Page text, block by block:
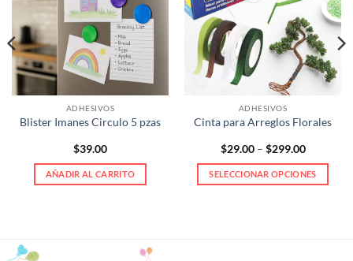
ADHESIVOS
Blister Imanes Circulo 5 pzas
$39.00
AÑADIR AL CARRITO
ADHESIVOS
Cinta para Arreglos Florales
$29.00 – $299.00Price
$29.00
through
$299.00
SELECCIONAR OPCIONES